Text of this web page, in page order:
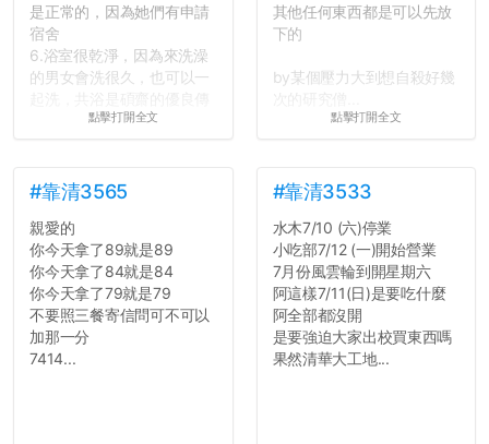
是正常的，因為她們有申請
宿舍
6.浴室很乾淨，因為來洗澡
的男女會洗很久，也可以一
舍房間，都歡迎留言讓我知
道...
點擊打開全文
其他任何東西都是可以先放
下的
by某個壓力大到想自殺好幾
點擊打開全文
#靠清3565
親愛的
你今天拿了89就是89
你今天拿了84就是84
你今天拿了79就是79
不要照三餐寄信問可不可以
加那一分
7414...
#靠清3533
水木7/10 (六)停業
小吃部7/12 (一)開始營業
7月份風雲輪到開星期六
阿這樣7/11(日)是要吃什麼
阿全部都沒開
是要強迫大家出校買東西嗎
果然清華大工地...